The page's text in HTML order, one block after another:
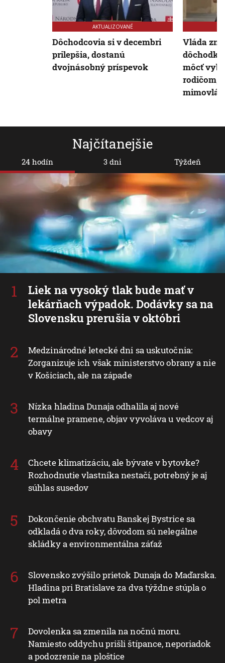
Najčítanejšie
24 hodín
Liek na vysoký tlak bude mať v
lekárňach výpadok. Dodávky sa na
Slovensku prerušia v októbri
Medzinárodné letecké dni sa uskutočnia:
Zorganizuje ich však ministerstvo obrany a nie
v Košiciach, ale na západe
Nízka hladina Dunaja odhalila aj nové
termálne pramene, objav vyvoláva u vedcov aj
obavy
Chcete klimatizáciu, ale bývate v bytovke?
Rozhodnutie vlastníka nestačí, potrebný je aj
súhlas susedov
Dokončenie obchvatu Banskej Bystrice sa
odkladá o dva roky, dôvodom sú nelegálne
skládky a environmentálna záťaž
Slovensko zvýšilo prietok Dunaja do Maďarska.
Hladina pri Bratislave za dva týždne stúpla o
pol metra
Dovolenka sa zmenila na nočnú moru.
Namiesto oddychu prišli štípance, neporiadok
a podozrenie na ploštice
3 dni Týždeň
AKTUALIZOVANÉ
Dôchodcovia si v decembri
prilepšia, dostanú
dvojnásobný príspevok
Vláda
môcť
rodičom,